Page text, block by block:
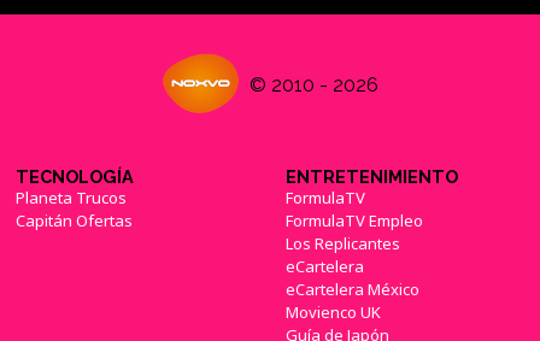
© 2010 - 2026
TECNOLOGÍA
Planeta Trucos
Capitán Ofertas
ENTRETENIMIENTO
FormulaTV
FormulaTV Empleo
Los Replicantes
eCartelera
eCartelera México
Movienco UK
Guía de Japón